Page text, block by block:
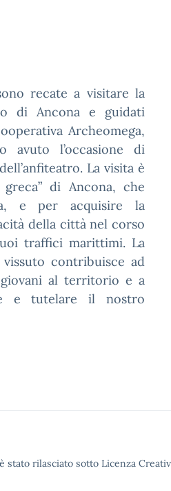
recate a visitare la
di Ancona e guidati
Archeomega,
avuto l’occasione di
La visita è
greca” di Ancona, che
e per acquisire la
della città nel corso
traffici marittimi. La
contribuisce ad
al territorio e a
e tutelare il nostro
stato rilasciato sotto Licenza